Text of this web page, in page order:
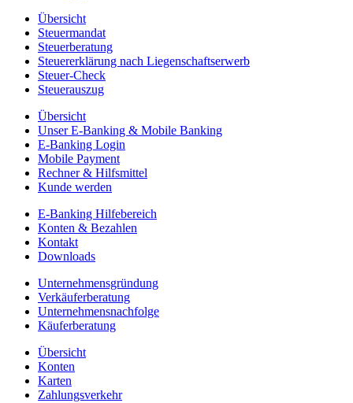
Übersicht
Steuermandat
Steuerberatung
Steuererklärung nach Liegenschaftserwerb
Steuer-Check
Steuerauszug
Übersicht
Unser E-Banking & Mobile Banking
E-Banking Login
Mobile Payment
Rechner & Hilfsmittel
Kunde werden
E-Banking Hilfebereich
Konten & Bezahlen
Kontakt
Downloads
Unternehmensgründung
Verkäuferberatung
Unternehmensnachfolge
Käuferberatung
Übersicht
Konten
Karten
Zahlungsverkehr